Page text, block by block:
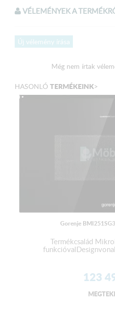
Kombinált melegítési-sütési mód:
AquaClean hidrolitikus öntisztítás
Biztonsági ajtóretesz
Üveg forgótányér
Méretek (SZx M x M): 45,1 × 25,7
Energiafogyasztás készenléti
VÉLEMÉNYEK A
Új vélemény írása
Még nem írtak
HASONLÓ TERMÉKEINK>
Gorenje
Termékcsalád
funkcióvalDesignvonal
123